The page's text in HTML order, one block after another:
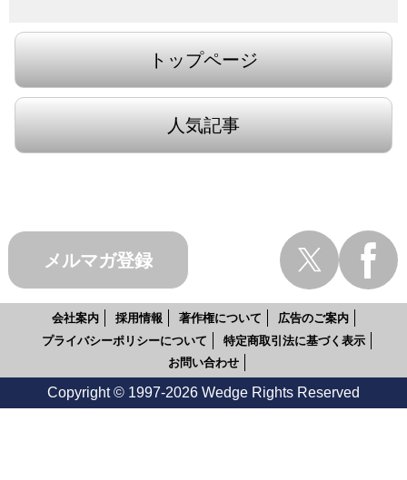
トップページ
人気記事
メルマガ登録
会社案内 採用情報 著作権について
広告のご案内
プライバシーポリシーについて
特定商取引法に基づく表示
お問い合わせ
Copyright © 1997-2026 Wedge Rights Reserved